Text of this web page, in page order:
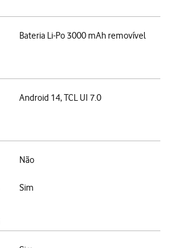
Bateria Li-Po 3000 mAh removível
Android 14, TCL UI 7.0
Não
Sim